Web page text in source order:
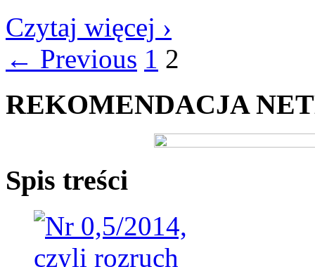
Czytaj więcej ›
← Previous 1 2
REKOMENDACJA
Spis treści